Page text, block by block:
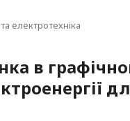
електротехніка
в